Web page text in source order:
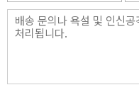
한 주제를 자연스럽게 나누
으로까지 발전할 수 있을 것
섬 핵 실험: 1946~1958년까지 태평양 중서부 마셜의 비키니 섬에